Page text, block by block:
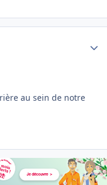
overview
au sein de notre